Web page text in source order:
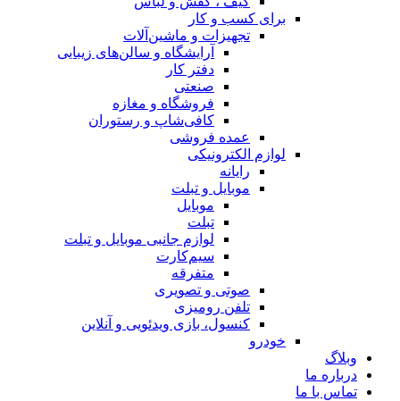
برای کسب و کار
تجهیزات و ماشین‌آلات
آرایشگاه و سالن‌های زیبایی
دفتر کار
صنعتی
فروشگاه و مغازه
کافی‌شاپ و رستوران
عمده فروشی
لوازم الکترونیکی
رایانه
موبایل و تبلت
موبایل
تبلت
لوازم جانبی موبایل و تبلت
سیم‌کارت
متفرقه
صوتی و تصویری
تلفن رومیزی
کنسول، بازی‌ ویدئویی و آنلاین
خودرو
وبلاگ
درباره ما
تماس با ما